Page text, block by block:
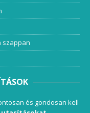
szappan
és gondosan kell